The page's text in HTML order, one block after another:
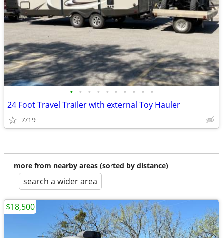
• • • • • • • • • •
24 Foot Travel Trailer with external Toy Hauler
7/19
more from nearby areas (sorted by distance)
search a wider area
$18,500